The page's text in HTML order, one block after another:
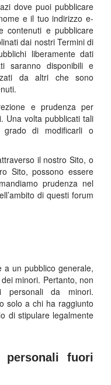
dove puoi pubblicare
e il tuo indirizzo e-
contenuti e pubblicare
dai nostri Termini di
liberamente dati
saranno disponibili e
da altri che sono
e prudenza per
Una volta pubblicati tali
di modificarli o
il nostro Sito, o
Sito, possono essere
prudenza nel
di questi forum
a un pubblico generale,
minori. Pertanto, non
personali da minori.
solo a chi ha raggiunto
di stipulare legalmente
personali fuori